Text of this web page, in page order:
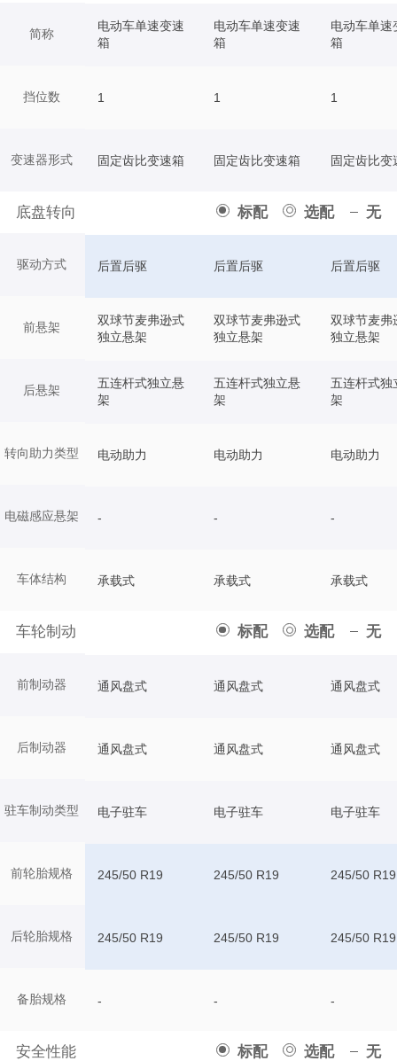
简称
挡位数
变速器形式
底盘转向 标配 选配 无
驱动方式
前悬架
后悬架
转向助力类型
电磁感应悬架
车体结构
车轮制动 标配 选配 无
前制动器
后制动器
驻车制动类型
前轮胎规格
后轮胎规格
备胎规格
安全性能 标配 选配 无
电动车单速变速
箱
电动车单速变速
箱
电动车单速
箱
1 1 1
固定齿比变速箱 固定齿比变速箱 固定齿比变
后置后驱 后置后驱 后置后驱
双球节麦弗逊式
独立悬架
双球节麦弗逊式
独立悬架
双球节麦弗
独立悬架
五连杆式独立悬
架
五连杆式独立悬
架
五连杆式独
架
电动助力 电动助力 电动助力
- - -
承载式 承载式 承载式
通风盘式 通风盘式 通风盘式
通风盘式 通风盘式 通风盘式
电子驻车 电子驻车 电子驻车
245/50 R19 245/50 R19 245/50 R19
245/50 R19 245/50 R19 245/50 R19
- - -